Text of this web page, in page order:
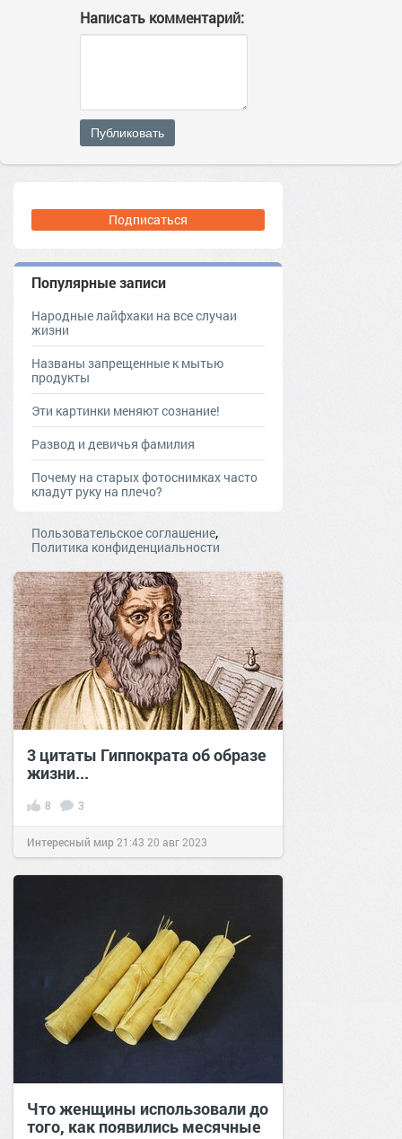
Написать комментарий:
Публиковать
Подписаться
Популярные записи
Народные лайфхаки на все случаи
жизни
Названы запрещенные к мытью
продукты
Эти картинки меняют сознание!
Развод и девичья фамилия
Почему на старых фотоснимках часто
кладут руку на плечо?
Пользовательское соглашение,
Политика конфиденциальности
3 цитаты Гиппократа об образе
жизни...
8 3
Интересный мир 21:43 20 авг 2023
Что женщины использовали до
того, как появились месячные